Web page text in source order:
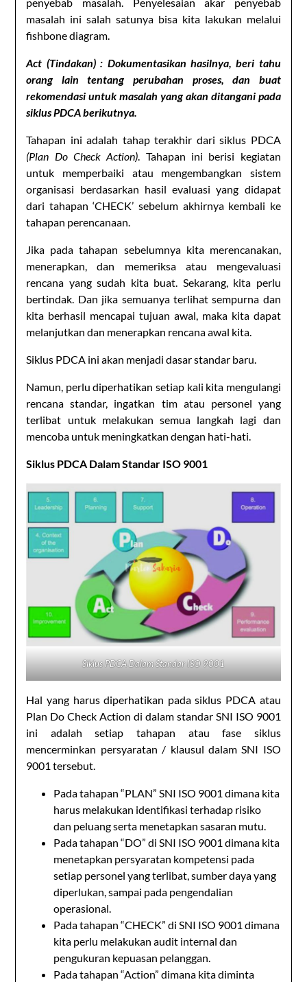
penyebab masalah. Penyelesaian akar penyebab
masalah ini salah satunya bisa kita lakukan melalui
fishbone diagram.
Act (Tindakan): Dokumentasikan hasilnya, beri tahu
orang lain tentang perubahan proses, dan buat
rekomendasi untuk masalah yang akan ditangani pada
siklus PDCA berikutnya.
Tahapan ini adalah tahap terakhir dari siklus PDCA
(Plan Do Check Action). Tahapan ini berisi kegiatan
untuk memperbaiki atau mengembangkan sistem
organisasi berdasarkan hasil evaluasi yang didapat
dari tahapan ‘CHECK’ sebelum akhirnya kembali ke
tahapan perencanaan.
Jika pada tahapan sebelumnya kita merencanakan,
menerapkan, dan memeriksa atau mengevaluasi
rencana yang sudah kita buat. Sekarang, kita perlu
bertindak. Dan jika semuanya terlihat sempurna dan
kita berhasil mencapai tujuan awal, maka kita dapat
melanjutkan dan menerapkan rencana awal kita.
Siklus PDCA ini akan menjadi dasar standar baru.
Namun, perlu diperhatikan setiap kali kita mengulangi
rencana standar, ingatkan tim atau personel yang
terlibat untuk melakukan semua langkah lagi dan
mencoba untuk meningkatkan dengan hati-hati.
Siklus PDCA Dalam Standar ISO 9001
Siklus PDCA Dalam Standar ISO 9001
Hal yang harus diperhatikan pada siklus PDCA atau
Plan Do Check Action di dalam standar SNI ISO 9001
ini adalah setiap tahapan atau fase siklus
mencerminkan persyaratan / klausul dalam SNI ISO
9001 tersebut.
Pada tahapan “PLAN” SNI ISO 9001 dimana kita
harus melakukan identifikasi terhadap risiko
dan peluang serta menetapkan sasaran mutu.
Pada tahapan “DO” di SNI ISO 9001 dimana kita
menetapkan persyaratan kompetensi pada
setiap personel yang terlibat, sumber daya yang
diperlukan, sampai pada pengendalian
operasional.
Pada tahapan “CHECK” di SNI ISO 9001 dimana
kita perlu melakukan audit internal dan
pengukuran kepuasan pelanggan.
Pada tahapan “Action” dimana kita diminta